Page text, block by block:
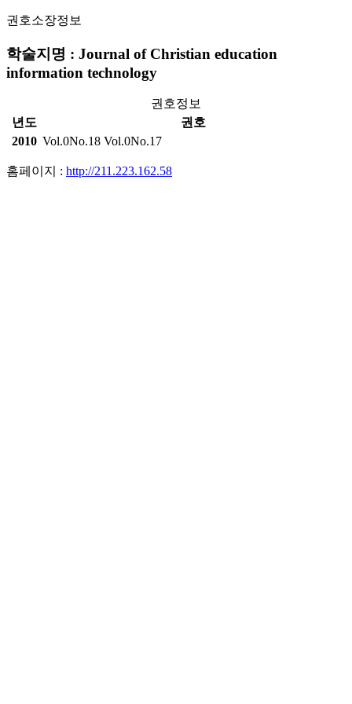
권호소장정보
학술지명 : Journal of Christian education
information technology
권호정보
년도
권호
2010 Vol.0No.18 Vol.0No.17
홈페이지 : http://211.223.162.58